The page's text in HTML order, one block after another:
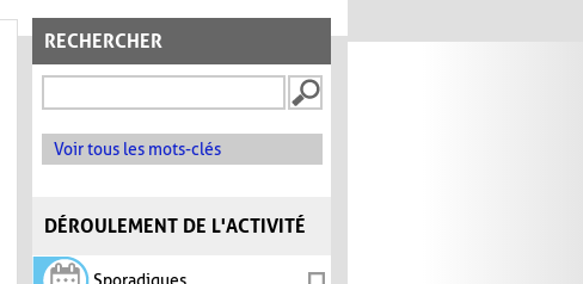
RECHERCHER
Voir tous les mots-clés
DÉROULEMENT DE L'ACTIVITÉ